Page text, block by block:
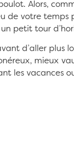
Alors,
de votre temps
un petit tour
d’aller plus
mieux
les vacances